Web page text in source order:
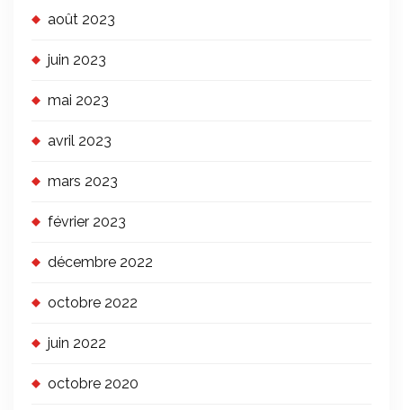
août 2023
juin 2023
mai 2023
avril 2023
mars 2023
février 2023
décembre 2022
octobre 2022
juin 2022
octobre 2020